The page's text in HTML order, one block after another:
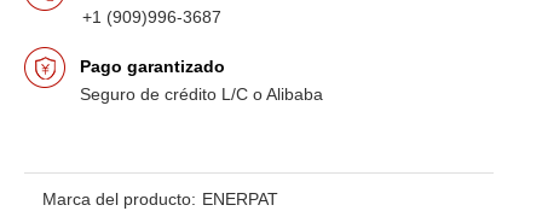
+1 (909)996-3687
Pago garantizado
Seguro de crédito L/C o Alibaba
Marca del producto: ENERPAT